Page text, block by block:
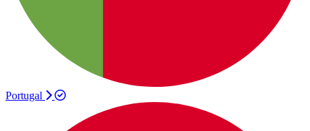
Portugal